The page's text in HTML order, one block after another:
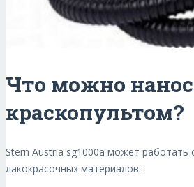
Что можно
краскопультом?
Stern Austria sg1000a может работать
лакокрасочных материалов: